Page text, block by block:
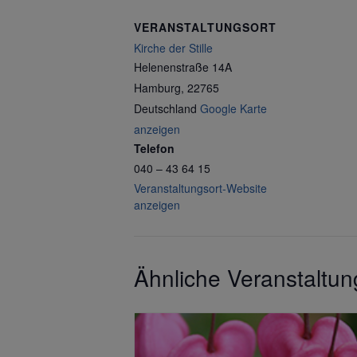
VERANSTALTUNGSORT
Kirche der Stille
Helenenstraße 14A
Hamburg, 22765
Deutschland Google Karte
anzeigen
Telefon
040 – 43 64 15
Veranstaltungsort-Website
anzeigen
Ähnliche